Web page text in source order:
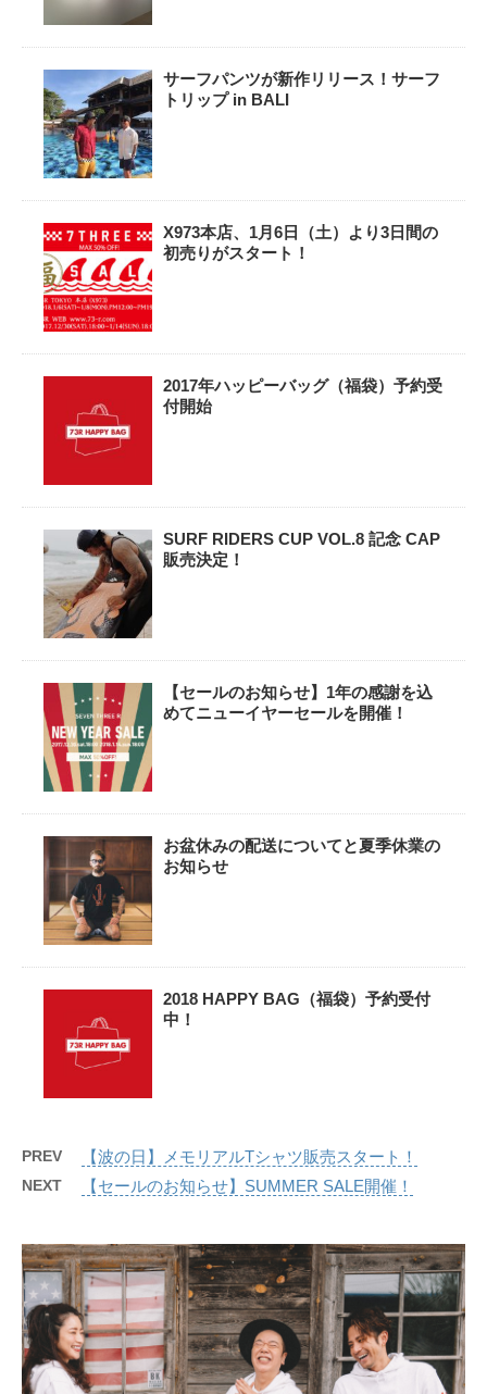
サーフパンツが新作リリース！サーフ
トリップ in BALI
X973本店、1月6日（土）より3日間の
初売りがスタート！
2017年ハッピーバッグ（福袋）予約受
付開始
SURF RIDERS CUP VOL.8 記念 CAP
販売決定！
【セールのお知らせ】1年の感謝を込
めてニューイヤーセールを開催！
お盆休みの配送についてと夏季休業の
お知らせ
2018 HAPPY BAG（福袋）予約受付
中！
PREV 【波の日】メモリアルTシャツ販売スタート！
NEXT 【セールのお知らせ】SUMMER SALE開催！